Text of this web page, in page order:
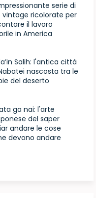
serie di
ricolorate per
il lavoro
in America
Salih: l'antica città
nascosta tra le
del deserto
ga nai: l'arte
del saper
andare le cose
devono andare